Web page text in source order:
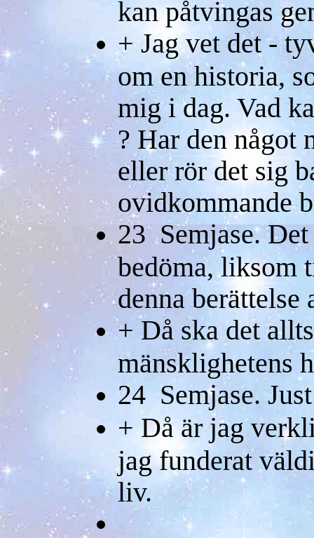
kan påtvingas
+ Jag vet det -
om en historia,
mig i dag. Vad
? Har den något
eller rör det sig
ovidkommande
23 Semjase.
bedöma, liksom
denna berättelse
+ Då ska det
mänsklighetens
24 Semjase.
+ Då är jag
jag funderat
liv.